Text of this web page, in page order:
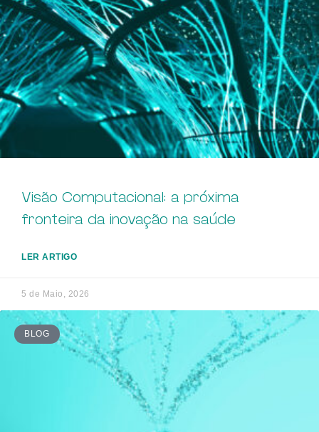
Visão Computacional: a próxima
fronteira da inovação na saúde
LER ARTIGO
5 de Maio, 2026
BLOG